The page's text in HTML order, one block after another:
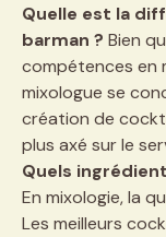
Quelle est la
barman ? Bien
compétences en
mixologue se
création de
plus axé sur le
Quels
En mixologie, la
Les meilleurs